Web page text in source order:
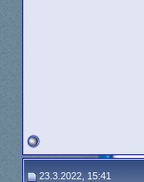
23.3.2022, 15:41